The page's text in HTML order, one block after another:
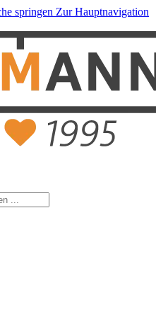
springen Zur Hauptnavigation